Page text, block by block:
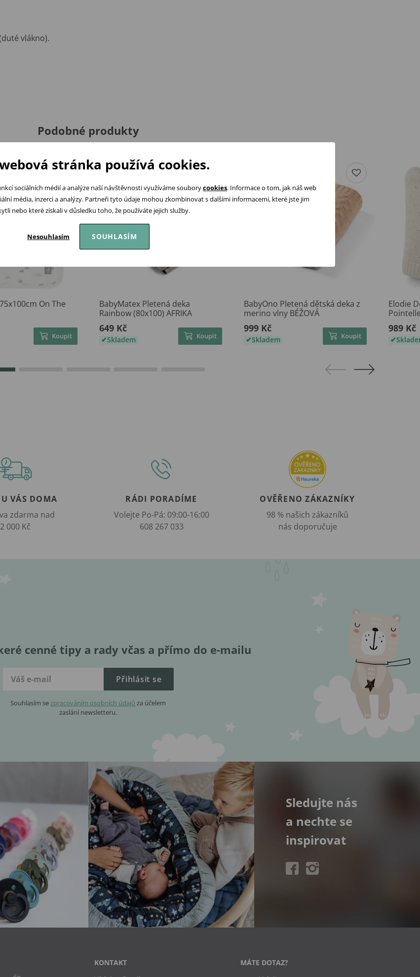
vlákno).
Podobné produkty
On The
Koupit
BabyMatex Pletená deka
Rainbow (80x100) AFRIKA
649 Kč
Skladem Koupit
BabyOno Pletená dětská deka z
merino vlny BÉŽOVÁ
999 Kč
Skladem Koupit
Elodie
989 Kč
VÁS DOMA
zdarma nad
2 000 Kč
RÁDI PORADÍME
Volejte Po-Pá: 09:00-16:00
608 267 033
OVĚŘENO ZÁKAZNÍKY
98 % našich zákazníků
nás doporučuje
cenné tipy a rady včas a přímo do e-mailu
Přihlásit se
Souhlasím se zpracováním osobních údajů za účelem
zaslání newsletteru.
Sledujte nás
a nechte se
inspirovat
KONTAKT
MÁTE DOTAZ?
stránka používá cookies.
sociálních médií a analýze naší návštěvnosti využíváme souborycookies. Informace o tom, jak náš web
média, inzerci a analýzy. Partneři tyto údaje mohou zkombinovat s dalšími informacemi, které jste jim
nebo které získali v důsledku toho, že používáte jejich služby.
Nesouhlasím SOUHLASÍM